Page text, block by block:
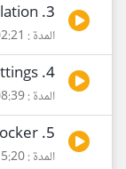
3. Docker Installation
المدة : 00:02:21
4. Docker Settings
المدة : 00:08:39
5. Basic Commands in Docker
المدة : 00:15:20